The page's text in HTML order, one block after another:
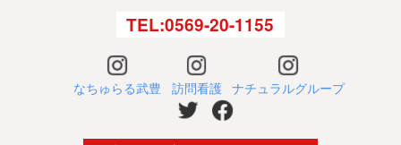
TEL:0569-20-1155
なちゅらる武豊 訪問看護 ナチュラルグループ